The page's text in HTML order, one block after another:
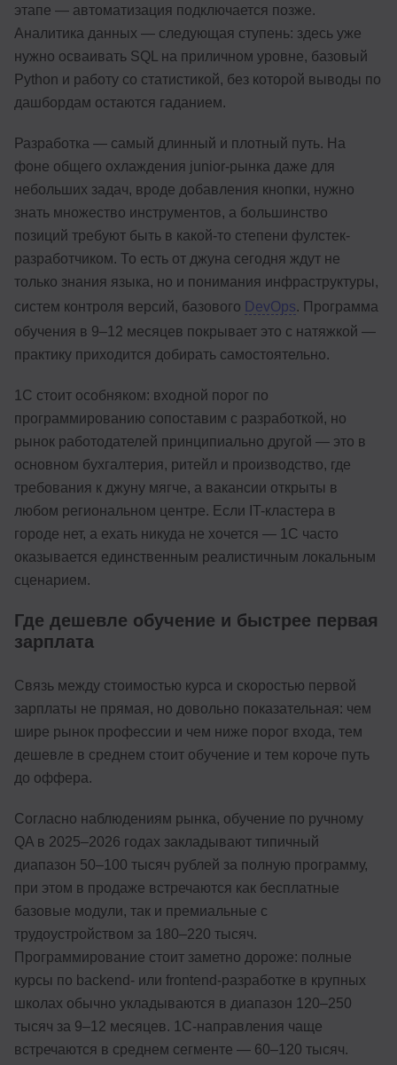
этапе — автоматизация подключается позже.
Аналитика данных — следующая ступень: здесь уже
нужно осваивать SQL на приличном уровне, базовый
Python и работу со статистикой, без которой выводы по
дашбордам остаются гаданием.
Разработка — самый длинный и плотный путь. На
фоне общего охлаждения junior-рынка даже для
небольших задач, вроде добавления кнопки, нужно
знать множество инструментов, а большинство
позиций требуют быть в какой-то степени фулстек-
разработчиком. То есть от джуна сегодня ждут не
только знания языка, но и понимания инфраструктуры,
систем контроля версий, базового DevOps. Программа
обучения в 9–12 месяцев покрывает это с натяжкой —
практику приходится добирать самостоятельно.
1С стоит особняком: входной порог по
программированию сопоставим с разработкой, но
рынок работодателей принципиально другой — это в
основном бухгалтерия, ритейл и производство, где
требования к джуну мягче, а вакансии открыты в
любом региональном центре. Если IT-кластера в
городе нет, а ехать никуда не хочется — 1С часто
оказывается единственным реалистичным локальным
сценарием.
Где дешевле обучение и быстрее первая
зарплата
Связь между стоимостью курса и скоростью первой
зарплаты не прямая, но довольно показательная: чем
шире рынок профессии и чем ниже порог входа, тем
дешевле в среднем стоит обучение и тем короче путь
до оффера.
Согласно наблюдениям рынка, обучение по ручному
QA в 2025–2026 годах закладывают типичный
диапазон 50–100 тысяч рублей за полную программу,
при этом в продаже встречаются как бесплатные
базовые модули, так и премиальные с
трудоустройством за 180–220 тысяч.
Программирование стоит заметно дороже: полные
курсы по backend- или frontend-разработке в крупных
школах обычно укладываются в диапазон 120–250
тысяч за 9–12 месяцев. 1С-направления чаще
встречаются в среднем сегменте — 60–120 тысяч.